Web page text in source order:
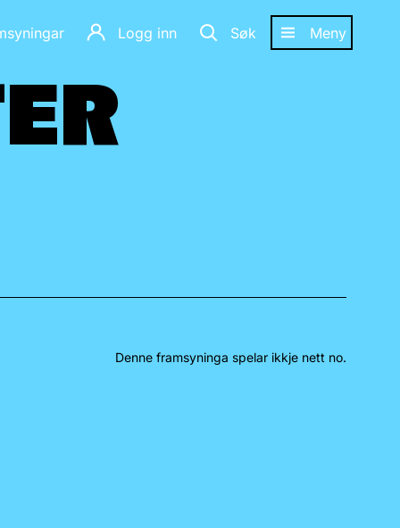
Logg inn Søk Meny
Denne framsyninga spelar ikkje nett no.